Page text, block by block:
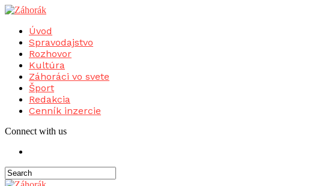
Úvod
Spravodajstvo
Rozhovor
Kultúra
Záhoráci vo svete
Šport
Redakcia
Cenník inzercie
Connect with us